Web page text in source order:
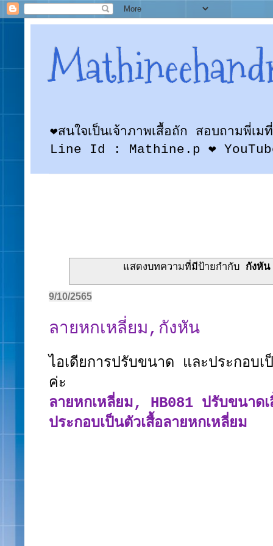
❤สนใจเป็นเจ้าภาพเสื้อถัก สอบถามพี่
Line Id : Mathine.p ❤
แสดงบทความที่มีป้ายกำกับ กังหัน
9/10/2565
ลายหกเหลี่ยม,กังหัน
ไอเดียการปรับขนาด และประกอบ
ค่ะ
ลายหกเหลี่ยม, HB081 ปรับขนาด
ประกอบเป็นตัวเสื้อลายหกเหลี่ยม